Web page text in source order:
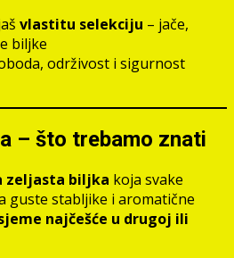
vlastitu selekciju – jače,
biljke
održivost i sigurnost
– što trebamo znati
zeljasta biljka koja svake
guste stabljike i aromatične
najčešće u drugoj ili